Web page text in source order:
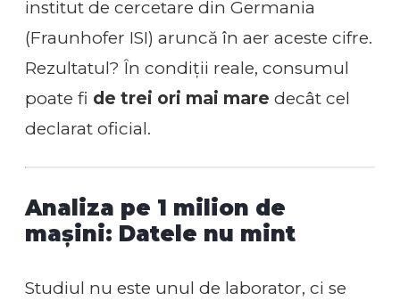
institut de cercetare din Germania
(Fraunhofer ISI) aruncă în aer aceste cifre.
Rezultatul? În condiții reale, consumul
poate fi de trei ori mai mare decât cel
declarat oficial.
Analiza pe 1 milion de
mașini: Datele nu mint
Studiul nu este unul de laborator, ci se